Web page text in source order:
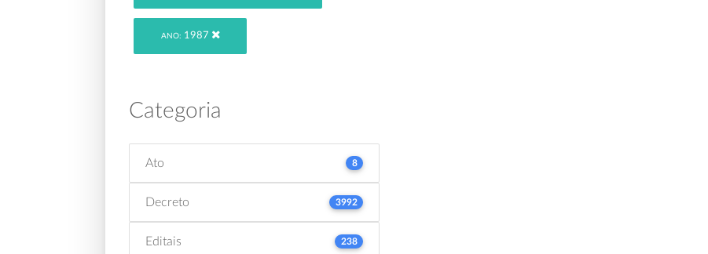
ANO: 1987
Categoria
Ato 8
Decreto 3992
Editais 238